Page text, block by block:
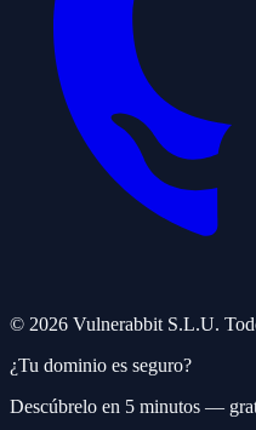
© 2026 Vulnerabbit S.L.U.
¿Tu dominio es seguro?
Descúbrelo en 5 minutos —